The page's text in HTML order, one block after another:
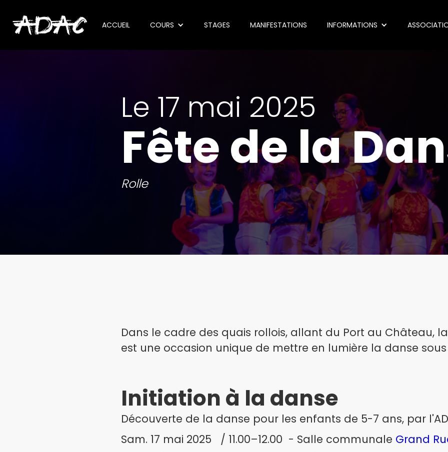
ACCUEIL COURS STAGES MANIFESTATIONS INFORMATIONS
Le 17 mai 2025
Fête de la
Rolle
Dans le cadre des quais rollois, allant du Port au Château,
est une occasion unique de mettre en lumière la danse
Initiation à la danse
Découverte de la danse pour les enfants de 5-7 ans, par
Sam. 17 mai 2025 / 11.00–12.00 - Salle communale Grand